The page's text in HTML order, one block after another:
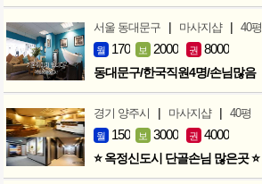
서울 동대문구 | 마사지샵 | 40평
월 170 보 2000 권 8000
동대문구/한국직원4명/손님많음
경기 양주시 | 마사지샵 | 40평
월 150 보 3000 권 4000
⭐ 옥정신도시 단골손님 많은곳 ⭐